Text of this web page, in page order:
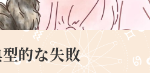
的な失敗